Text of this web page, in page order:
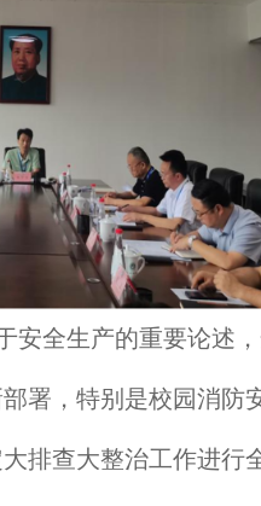
全生产的重要论述
署，特别是校园消防
排查大整治工作进行